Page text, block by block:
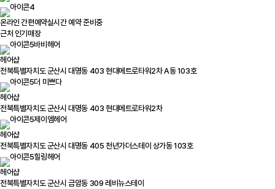
온라인 간편예약실시간 예약 준비중
근처 인기매장
바비헤어
헤어샵
전북특별자치도 군산시 대명동 403 현대메트로타워2차 A동 103호
더 미쁘다
헤어샵
전북특별자치도 군산시 대명동 403 현대메트로타워2차
제이엠헤어
헤어샵
전북특별자치도 군산시 대명동 405 천년가더스테이 상가동 103호
힐링헤어
헤어샵
전북특별자치도 군산시 금암동 309 레비뉴스테이